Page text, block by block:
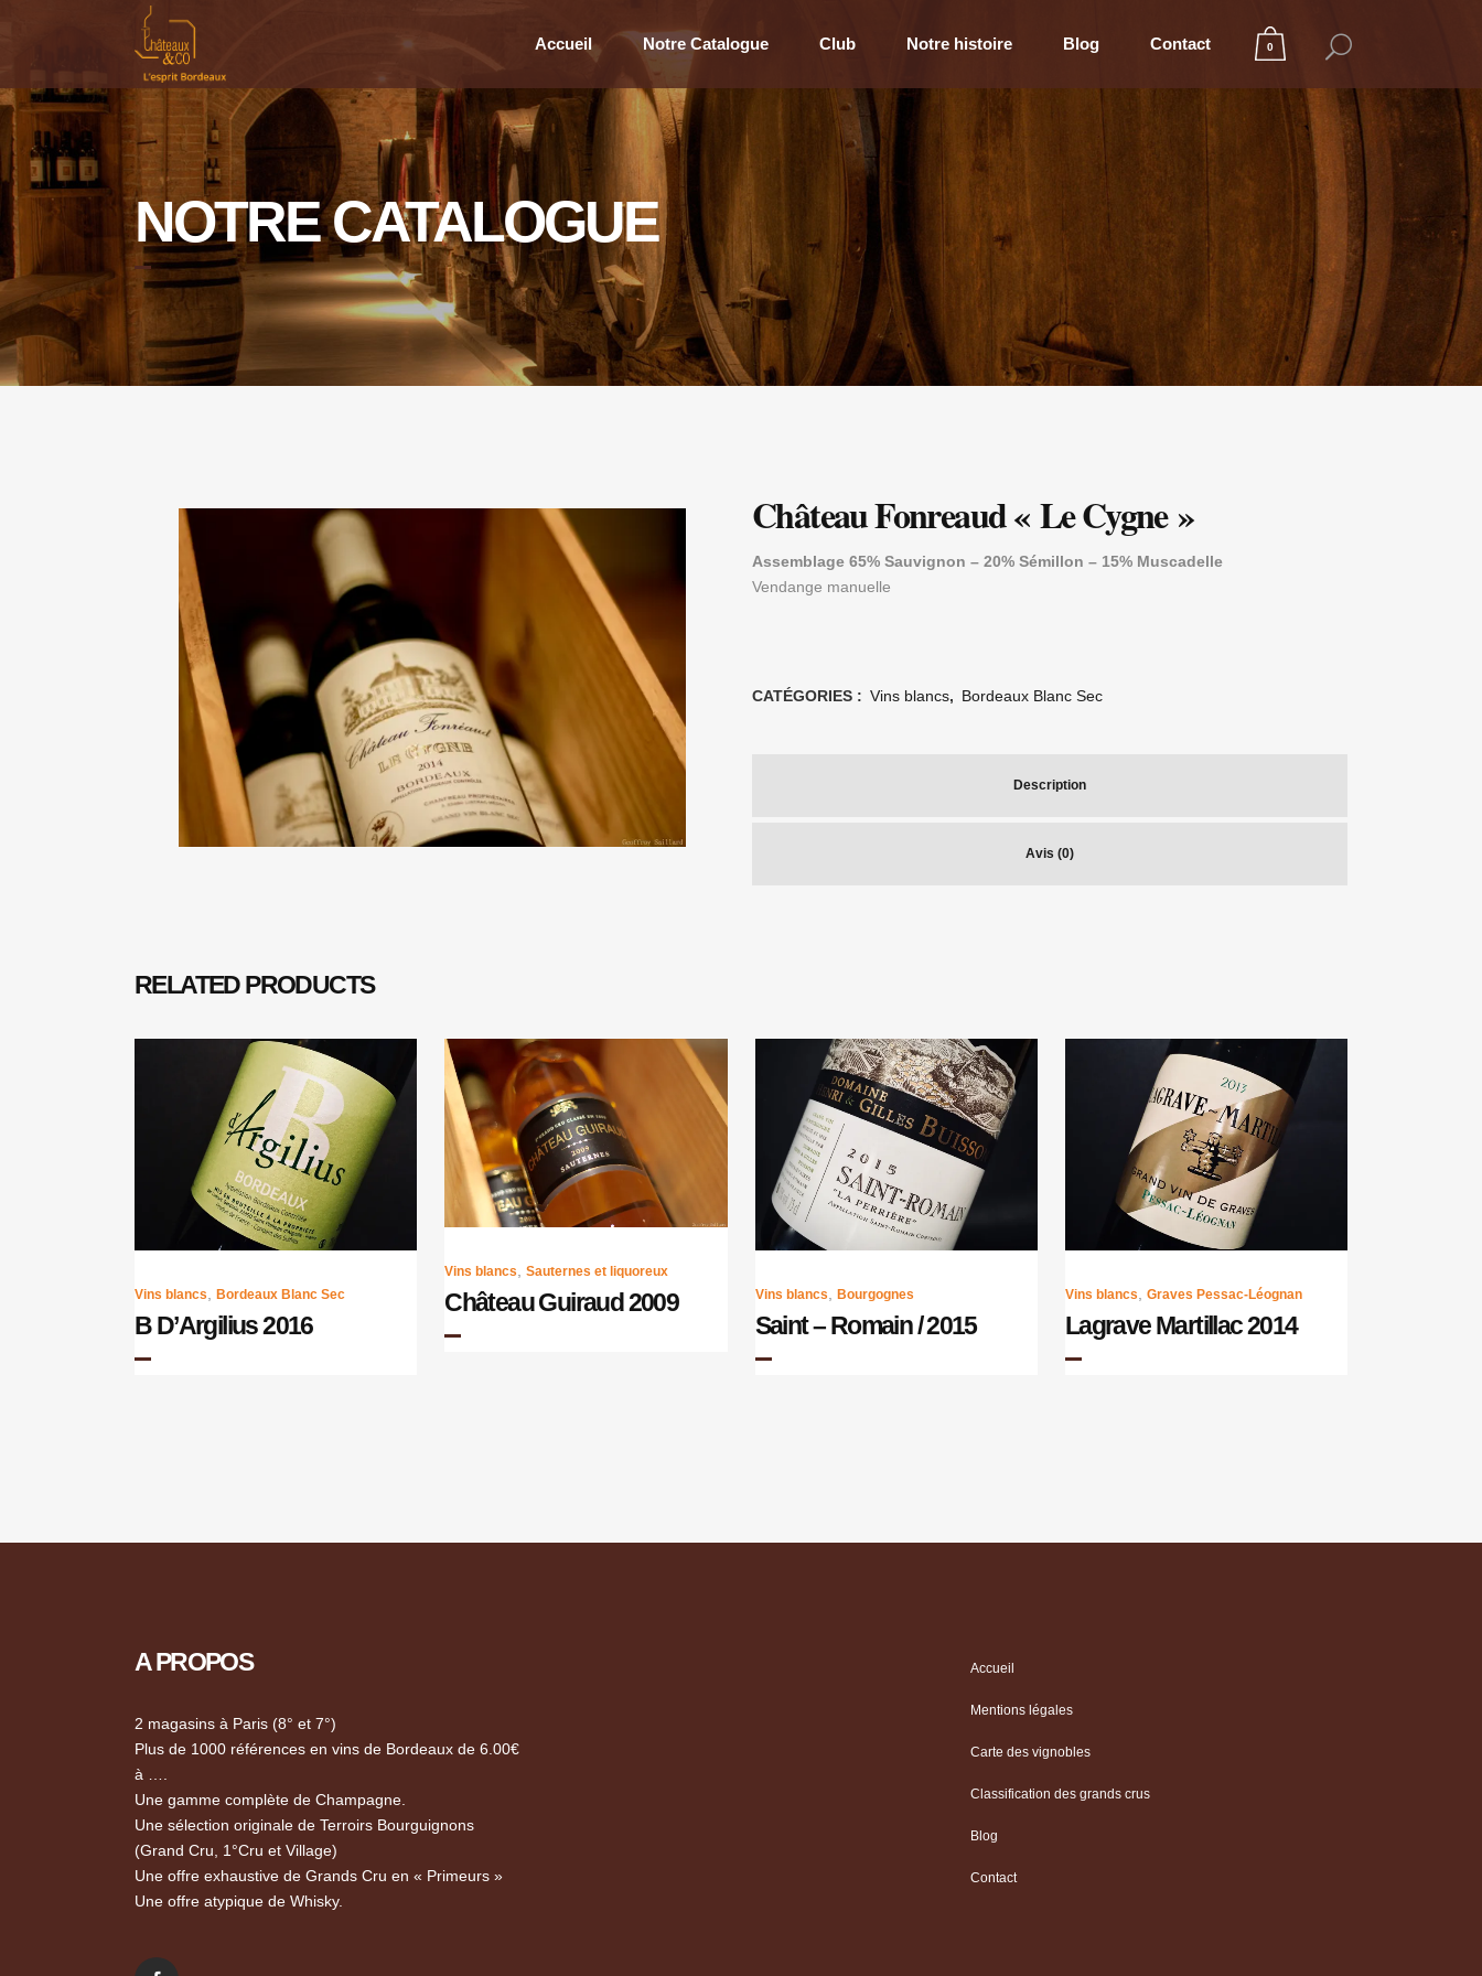
0
Accueil Notre Catalogue Club Notre histoire Blog Contact
NOTRE CATALOGUE
Château Fonreaud « Le Cygne »
Assemblage 65% Sauvignon – 20% Sémillon – 15% Muscadelle
Vendange manuelle
CATÉGORIES : Vins blancs, Bordeaux Blanc Sec
Description
Avis (0)
RELATED PRODUCTS
Vins blancs Bordeaux Blanc Sec
B D’Argilius 2016
Vins blancs ,Sauternes et liquoreux
Château Guiraud 2009 Vins blancs Bourgognes
Saint – Romain / 2015
Vins blancs Graves Pessac-Léognan
Lagrave Martillac 2014
A PROPOS
2 magasins à Paris (8° et 7°)
Plus de 1000 références en vins de Bordeaux de 6.00€
à ….
Une gamme complète de Champagne.
Une sélection originale de Terroirs Bourguignons
(Grand Cru, 1°Cru et Village)
Une offre exhaustive de Grands Cru en « Primeurs »
Une offre atypique de Whisky.
Accueil
Mentions légales
Carte des vignobles
Classification des grands crus
Blog
Contact